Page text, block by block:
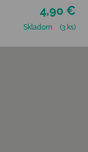
4,90 €
Skladom (3 ks)